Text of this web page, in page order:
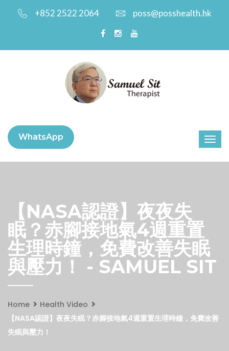
+852 2522 2064 poss@posshealth.hk
WhatsApp
【NASA認證】夜夜失
眠？赤腳接地氣4週重置
生理時鐘，免費改善失眠
與壓力！ - SAMUEL SIT
Home
Health Video
【NASA認證】夜夜失眠？赤腳接地氣4週重置生理時鐘，免費改善
失眠與壓力！